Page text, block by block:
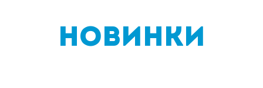
Новинки